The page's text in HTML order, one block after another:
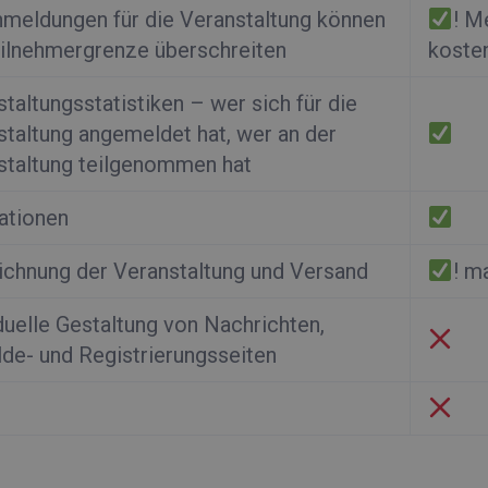
für die Veranstaltung können
überschreiten
!
– wer sich für die
angemeldet hat, wer an der
teilgenommen hat
der Veranstaltung und Versand !
Gestaltung von Nachrichten,
und Registrierungsseiten